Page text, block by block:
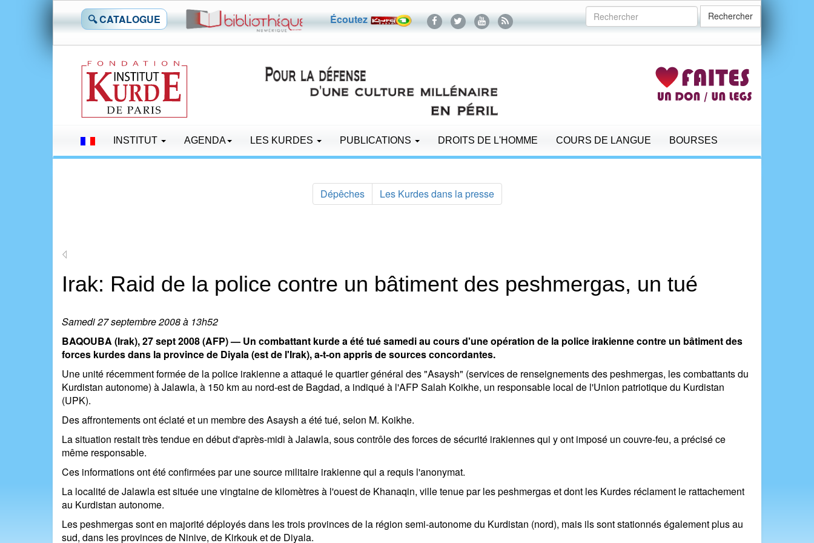
🔍 CATALOGUE Écoutez Rechercher
INSTITUT AGENDA LES KURDES PUBLICATIONS DROITS DE L'HOMME COURS DE LANGUE BOURSES
Dépêches Les Kurdes dans la presse
Irak: Raid de la police contre un bâtiment des peshmergas, un tué
Samedi 27 septembre 2008 à 13h52
BAQOUBA (Irak), 27 sept 2008 (AFP) — Un combattant kurde a été tué samedi au cours d'une opération de la police irakienne contre un bâtiment des
forces kurdes dans la province de Diyala (est de l'Irak), a-t-on appris de sources concordantes.
Une unité récemment formée de la police irakienne a attaqué le quartier général des "Asaysh" (services de renseignements des peshmergas, les combattants du
Kurdistan autonome) à Jalawla, à 150 km au nord-est de Bagdad, a indiqué à l'AFP Salah Koikhe, un responsable local de l'Union patriotique du Kurdistan
(UPK).
Des affrontements ont éclaté et un membre des Asaysh a été tué, selon M. Koikhe.
La situation restait très tendue en début d'après-midi à Jalawla, sous contrôle des forces de sécurité irakiennes qui y ont imposé un couvre-feu, a précisé ce
même responsable.
Ces informations ont été confirmées par une source militaire irakienne qui a requis l'anonymat.
La localité de Jalawla est située une vingtaine de kilomètres à l'ouest de Khanaqin, ville tenue par les peshmergas et dont les Kurdes réclament le rattachement
au Kurdistan autonome.
Les peshmergas sont en majorité déployés dans les trois provinces de la région semi-autonome du Kurdistan (nord), mais ils sont stationnés également plus au
sud, dans les provinces de Ninive, de Kirkouk et de Diyala.